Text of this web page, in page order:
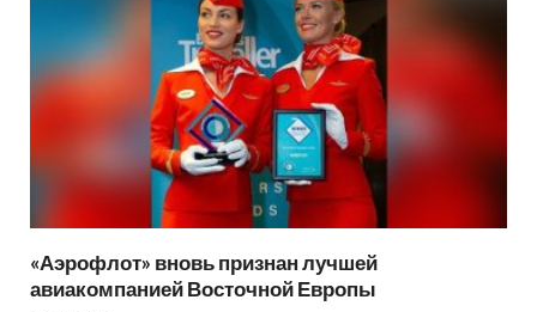
«Аэрофлот» вновь признан лучшей
авиакомпанией Восточной Европы